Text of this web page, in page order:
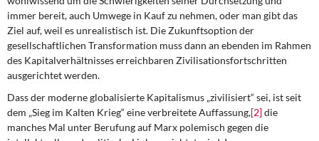
immer bereit, auch Umwege in Kauf zu nehmen, oder man gibt das
Ziel auf, weil es unrealistisch ist. Die Zukunftsoption der
gesellschaftlichen Transformation muss dann an ebenden im Rahmen
des Kapitalverhältnisses erreichbaren Zivilisationsfortschritten
ausgerichtet werden.
Dass der moderne globalisierte Kapitalismus „zivilisiert“ sei, ist seit
dem „Sieg im Kalten Krieg“ eine verbreitete Auffassung,[2]die
manches Mal unter Berufung auf Marx polemisch gegen die